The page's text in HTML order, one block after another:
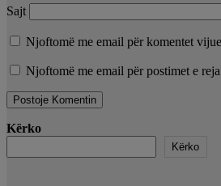
Sajt
Njoftomë me email për komentet
Njoftomë me email për postimet e
Kërko
Kërko